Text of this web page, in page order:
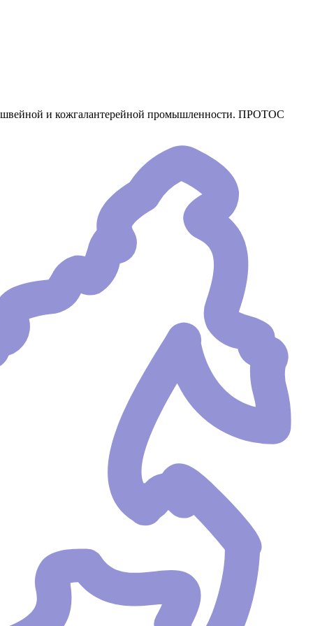
швейной и кожгалантерейной промышленности. ПРОТОС